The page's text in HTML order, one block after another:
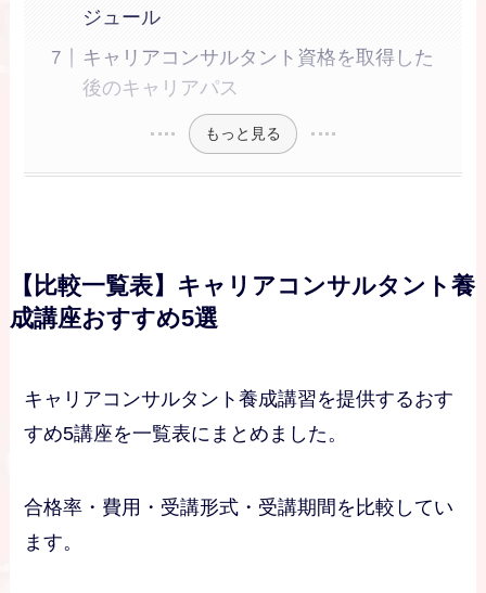
ジュール
キャリアコンサルタント資格を取得した
後のキャリアパス
もっと見る
【比較一覧表】キャリアコンサルタント養
成講座おすすめ5選
キャリアコンサルタント養成講習を提供するおす
すめ5講座を一覧表にまとめました。
合格率・費用・受講形式・受講期間を比較してい
ます。